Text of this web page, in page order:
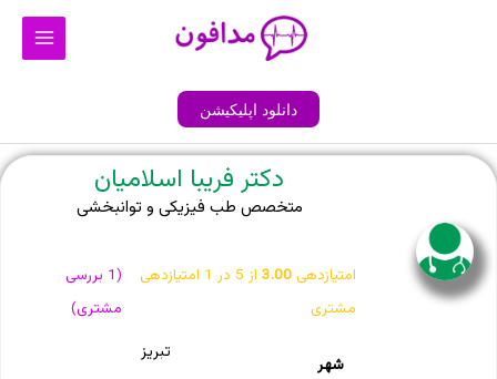
Main
دانلود اپلیکیشن
دکتر فریبا اسلامیان
متخصص طب فیزیکی و توانبخشی
امتیازدهی3.00 از 5 در 1 امتیازدهی
مشتری
(
1 بررسی
مشتری)
شهر
تبریز